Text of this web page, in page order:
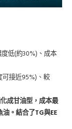
度低(約30%) 、成本
可接近95%) 、較
成甘油型，成本最
油。結合了TG與EE